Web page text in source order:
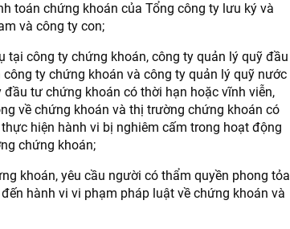
toán chứng khoán của Tổng công ty lưu ký và
và công ty con;
tại công ty chứng khoán, công ty quản lý quỹ đầu
ty chứng khoán và công ty quản lý quỹ nước
đầu tư chứng khoán có thời hạn hoặc vĩnh viễn,
về chứng khoán và thị trường chứng khoán có
hiện hành vi bị nghiêm cấm trong hoạt động
chứng khoán;
khoán, yêu cầu người có thẩm quyền phong tỏa
hành vi vi phạm pháp luật về chứng khoán và